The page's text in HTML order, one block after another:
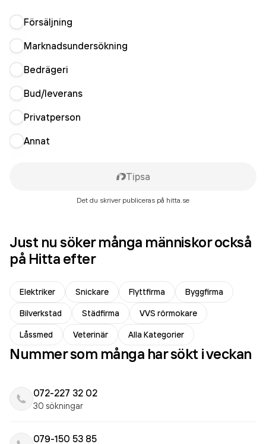
Försäljning
Marknadsundersökning
Bedrägeri
Bud/leverans
Privatperson
Annat
Tipsa
Det du skriver publiceras på hitta.se
Just nu söker många människor också
på Hitta efter
Elektriker Snickare Flyttfirma
Byggfirma
Bilverkstad
Städfirma
VVS rörmokare
Låssmed
Veterinär Alla Kategorier
Nummer som många har sökt i veckan
072-227 32 02
30 sökningar
079-150 53 85